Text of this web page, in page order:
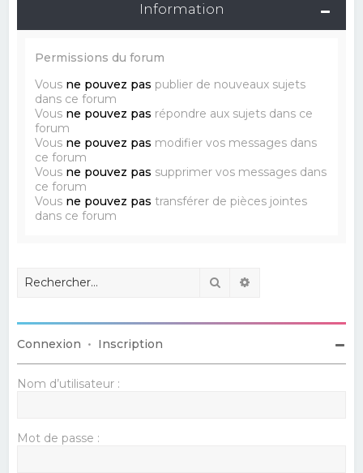
Information
Permissions du forum
Vous ne pouvez pas publier de nouveaux sujets
dans ce forum
Vous ne pouvez pas répondre aux sujets dans ce
forum
Vous ne pouvez pas modifier vos messages dans
ce forum
Vous ne pouvez pas supprimer vos messages dans
ce forum
Vous ne pouvez pas transférer de pièces jointes
dans ce forum
Rechercher
Connexion • Inscription
Nom d’utilisateur :
Mot de passe :